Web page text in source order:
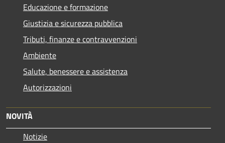
Educazione e formazione
Giustizia e sicurezza pubblica
Tributi, finanze e contravvenzioni
Ambiente
Salute, benessere e assistenza
Autorizzazioni
NOVITÀ
Notizie